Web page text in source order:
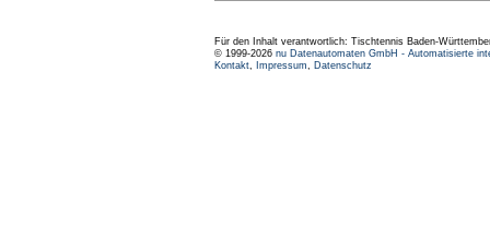
Für den Inhalt verantwortlich: Tischtennis Baden-
© 1999-2026 nu Datenautomaten GmbH - Automatisierte
Kontakt, Impressum, Datenschutz